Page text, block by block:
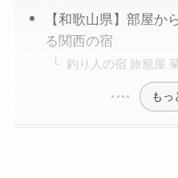
【和歌山県】部屋か
る関西の宿
釣り人の宿 旅籠屋
もっ